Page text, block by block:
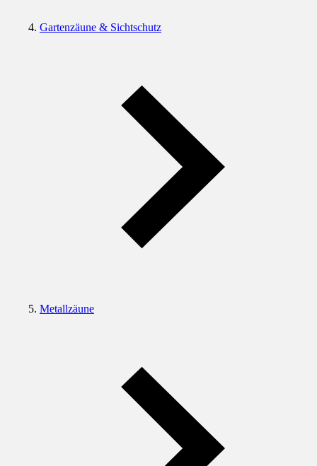
Gartenzäune & Sichtschutz
Metallzäune